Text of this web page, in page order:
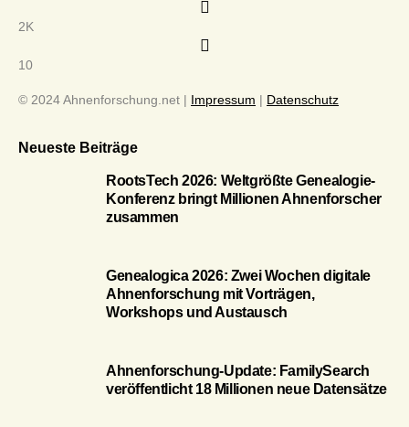
2K
10
© 2024 Ahnenforschung.net | Impressum | Datenschutz
Neueste Beiträge
RootsTech 2026: Weltgrößte Genealogie-
Konferenz bringt Millionen Ahnenforscher
zusammen
Genealogica 2026: Zwei Wochen digitale
Ahnenforschung mit Vorträgen,
Workshops und Austausch
Ahnenforschung-Update: FamilySearch
veröffentlicht 18 Millionen neue Datensätze